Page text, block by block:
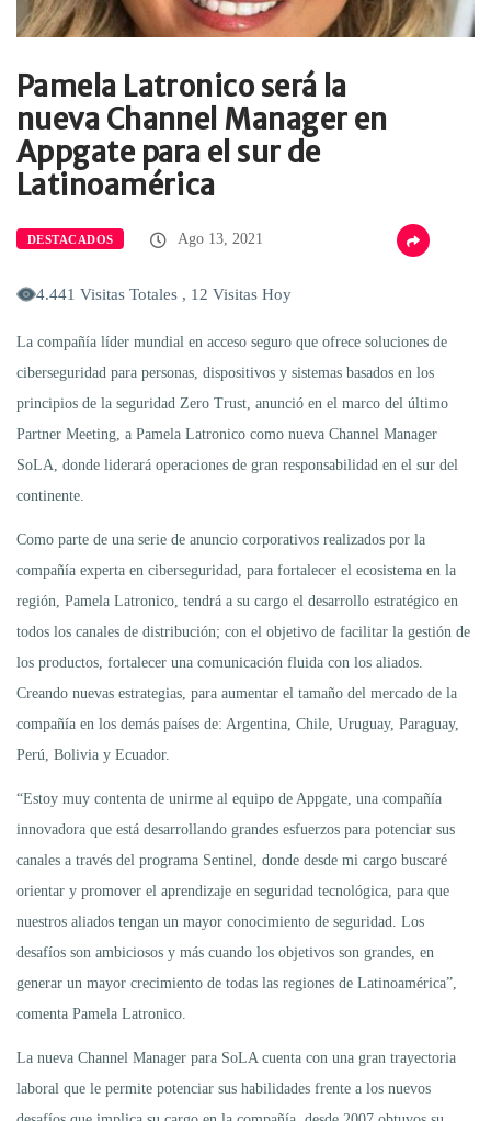
Pamela Latronico será la
nueva Channel Manager en
Appgate para el sur de
Latinoamérica
DESTACADOS Ago 13, 2021
4.441 Visitas Totales , 12 Visitas Hoy
La compañía líder mundial en acceso seguro que ofrece soluciones de
ciberseguridad para personas, dispositivos y sistemas basados en los
principios de la seguridad Zero Trust, anunció en el marco del último
Partner Meeting, a Pamela Latronico como nueva Channel Manager
SoLA, donde liderará operaciones de gran responsabilidad en el sur del
continente.
Como parte de una serie de anuncio corporativos realizados por la
compañía experta en ciberseguridad, para fortalecer el ecosistema en la
región, Pamela Latronico, tendrá a su cargo el desarrollo estratégico en
todos los canales de distribución; con el objetivo de facilitar la gestión de
los productos, fortalecer una comunicación fluida con los aliados.
Creando nuevas estrategias, para aumentar el tamaño del mercado de la
compañía en los demás países de: Argentina, Chile, Uruguay, Paraguay,
Perú, Bolivia y Ecuador.
“Estoy muy contenta de unirme al equipo de Appgate, una compañía
innovadora que está desarrollando grandes esfuerzos para potenciar sus
canales a través del programa Sentinel, donde desde mi cargo buscaré
orientar y promover el aprendizaje en seguridad tecnológica, para que
nuestros aliados tengan un mayor conocimiento de seguridad. Los
desafíos son ambiciosos y más cuando los objetivos son grandes, en
generar un mayor crecimiento de todas las regiones de Latinoamérica”,
comenta Pamela Latronico.
La nueva Channel Manager para SoLA cuenta con una gran trayectoria
laboral que le permite potenciar sus habilidades frente a los nuevos